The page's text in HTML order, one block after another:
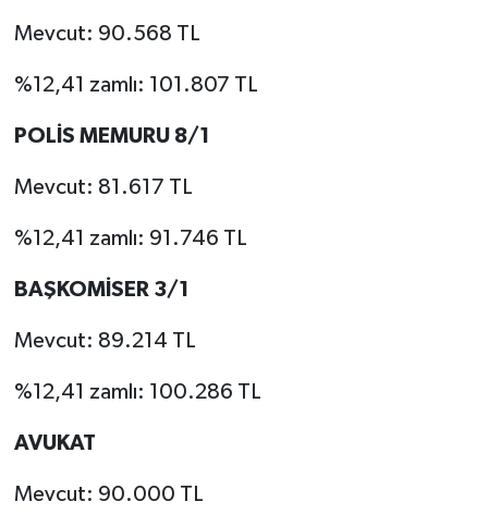
Mevcut: 90.568 TL
%12,41 zamlı: 101.807 TL
POLİS MEMURU 8/1
Mevcut: 81.617 TL
%12,41 zamlı: 91.746 TL
BAŞKOMİSER 3/1
Mevcut: 89.214 TL
%12,41 zamlı: 100.286 TL
AVUKAT
Mevcut: 90.000 TL